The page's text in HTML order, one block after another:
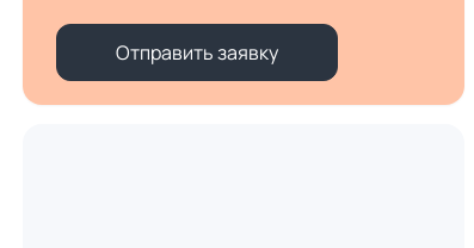
Отправить заявку